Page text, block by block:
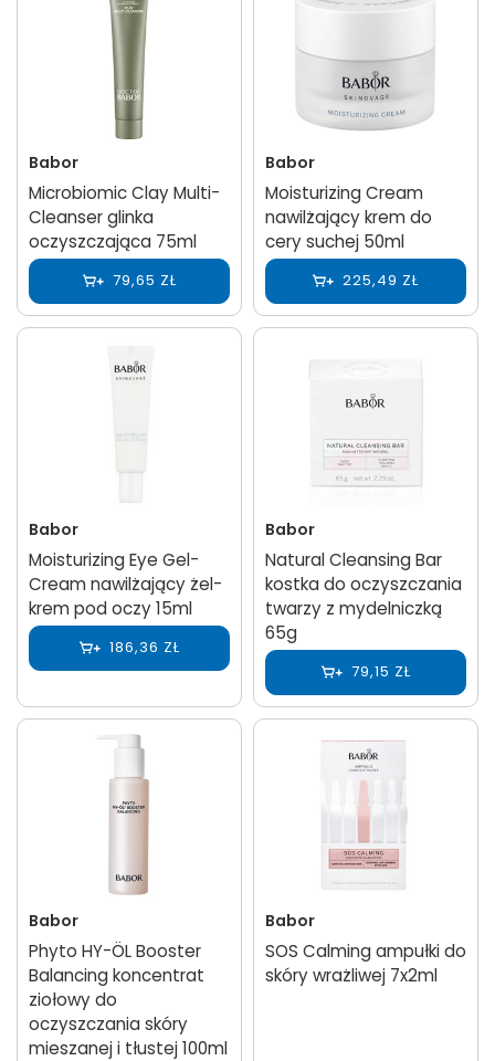
Babor
Microbiomic Clay Multi-
Cleanser glinka
oczyszczająca 75ml
79,65 ZŁ
Babor
Moisturizing Cream
nawilżający krem do
cery suchej 50ml
225,49 ZŁ
Babor
Moisturizing Eye Gel-
Cream nawilżający żel-
krem pod oczy 15ml
186,36 ZŁ
Babor
Natural Cleansing Bar
kostka do oczyszczania
twarzy z mydelniczką
65g
79,15 ZŁ
Babor
Phyto HY-ÖL Booster
Balancing koncentrat
ziołowy do
oczyszczania skóry
mieszanej i tłustej 100ml
Babor
SOS Calming ampułki do
skóry wrażliwej 7x2ml